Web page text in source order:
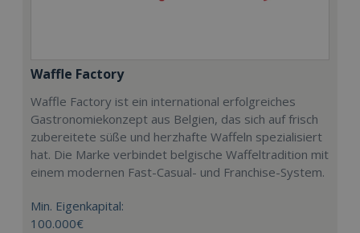
Waffle Factory
Waffle Factory ist ein international erfolgreiches
Gastronomiekonzept aus Belgien, das sich auf frisch
zubereitete süße und herzhafte Waffeln spezialisiert
hat. Die Marke verbindet belgische Waffeltradition mit
einem modernen Fast-Casual- und Franchise-System.
Min. Eigenkapital:
100.000€